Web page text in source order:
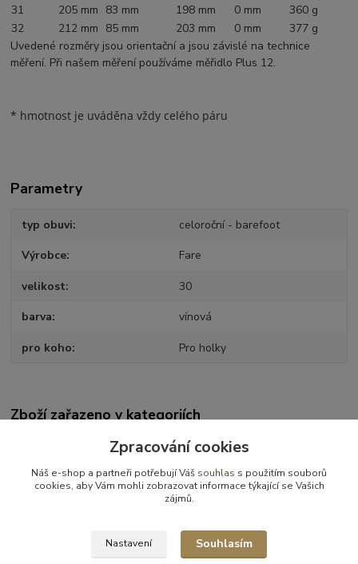
31
205 mm 83 mm 198 mm 0 mm
360 g
32
212 mm 85 mm 203 mm 0 mm
377 g
Uvedené rozměry jsou orientační a jsou závislé na technice
měření. Při našem měření používáme měřidlo Plus 12.
* hmotnost je uváděna vždy celého páru
Parametry
typ obuvi celoroční - barefoot
Výrobce Fare
velikost 30
barva vínová
pro koho Pro holky
Zboží zařazeno v kategoriích
Obuv celoroční
Celoroční obuv - výprodej
Zpracování cookies
Náš e-shop a partneři potřebují Váš souhlas s použitím souborů
cookies, aby Vám mohli zobrazovat informace týkající se Vašich
zájmů.
Nastavení Souhlasím